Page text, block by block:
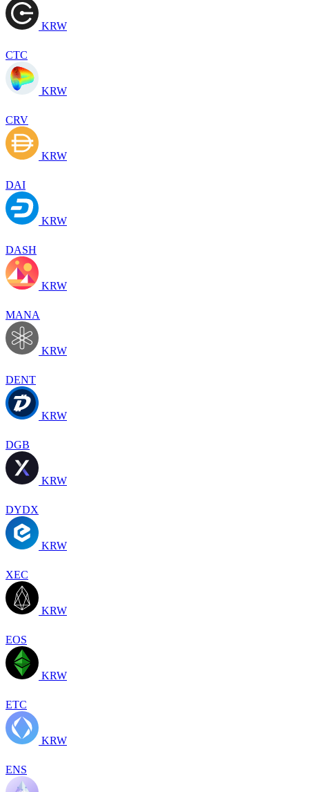
KRW
CTC
KRW
CRV
KRW
DAI
KRW
DASH
KRW
MANA
KRW
DENT
KRW
DGB
KRW
DYDX
KRW
XEC
KRW
EOS
KRW
ETC
KRW
ENS